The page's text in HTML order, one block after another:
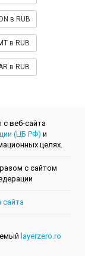
в RUB
в RUB
в RUB
веб-сайта
(ЦБ РФ) и
целях.
с сайтом
сайта
layerzero.ro